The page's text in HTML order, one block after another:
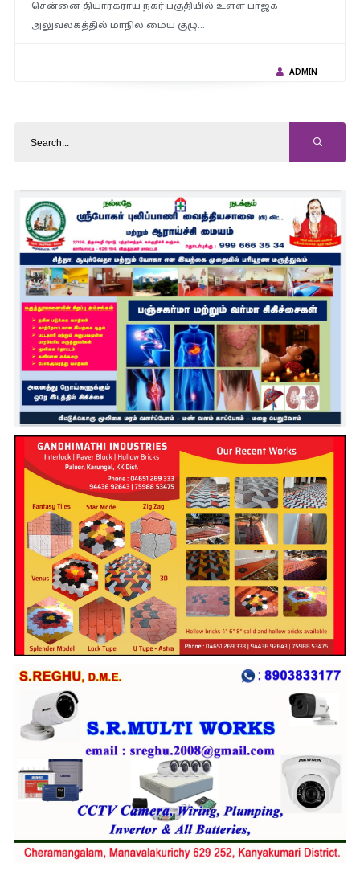
சென்னை தியாரகராய நகர் பகுதியில் உள்ள பாஜக
அலுவலகத்தில் மாநில மைய குழு…
ADMIN